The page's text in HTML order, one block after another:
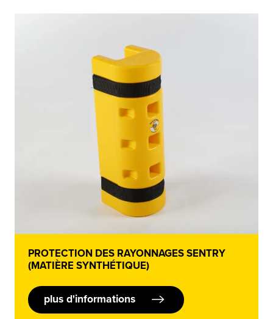
PROTECTION DES RAYONNAGES SENTRY
(MATIÈRE SYNTHÉTIQUE)
plus d'informations